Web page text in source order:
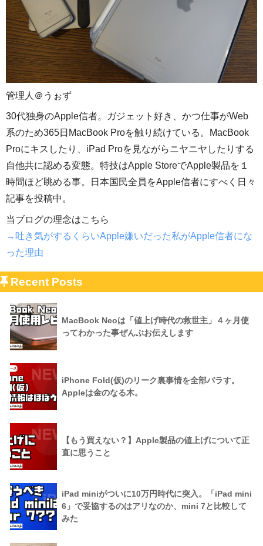
管理人＠うぉず
30代独身のApple信者。ガジェット好き、かつ仕事がWeb
系のため365日MacBook Proを触り続けている。MacBook
Proにキスしたり、iPad Proを見ながらニヤニヤしたりする
自他共に認める変態。特技はApple StoreでApple製品を１
時間ほど眺める事。日本国民全員をApple信者にすべく日々
記事を投稿中。
当ブログの理念はこちら
→吐き気がするくらいApple嫌いだった私がApple信者にな
った理由
Recent Posts
MacBook Neoは「値上げ時代の救世主」４ヶ月使
ってわかった事ぜんぶお伝えします
iPhone Fold(仮)のリーク裏事情を全部バラす。
Appleは金のなる木。
【もう買えない？】Apple製品の値上げについて正
直に思うこと
iPad miniがついに10万円時代に突入。「iPad mini
6」で妥協するのはアリなのか、mini 7と比較して
みた